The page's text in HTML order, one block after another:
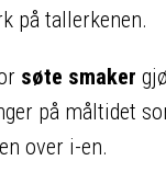
på tallerkenen.
søte smaker
på måltidet
over i-en.